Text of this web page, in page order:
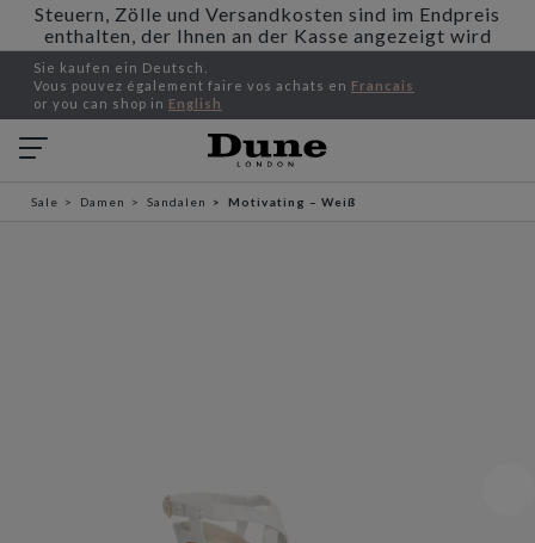
Steuern, Zölle und Versandkosten sind im Endpreis
enthalten, der Ihnen an der Kasse angezeigt wird
Sie kaufen ein Deutsch.
Vous pouvez également faire vos achats en Francais
or you can shop in English
Sale Damen Sandalen Motivating – Weiß